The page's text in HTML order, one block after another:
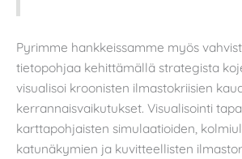
Pyrimme hankkeissamme myös
tietopohjaa kehittämällä strategista
visualisoi kroonisten ilmastokriisien
kerrannaisvaikutukset. Visualisointi
karttapohjaisten simulaatioiden,
katunäkymien ja kuvitteellisten